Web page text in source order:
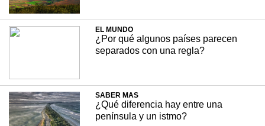
+ INTERESANTE 22 febrero, 2022
EL MUNDO
¿Por qué algunos países parecen
separados con una regla?
SABER MAS
¿Qué diferencia hay entre una
península y un istmo?